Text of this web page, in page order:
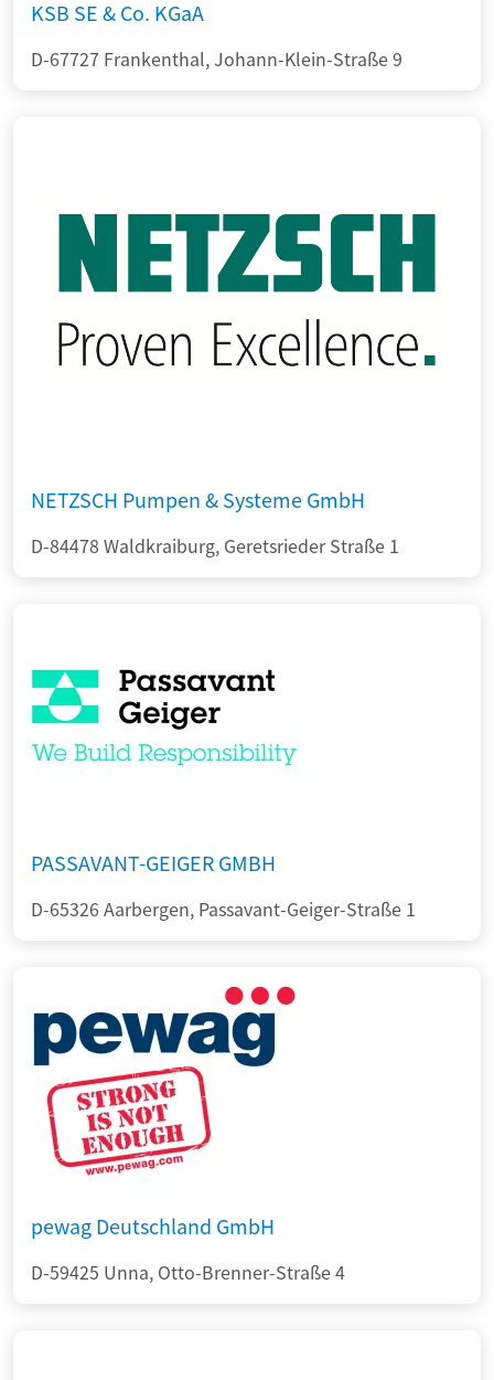
KSB SE & Co. KGaA
D-67727 Frankenthal, Johann-Klein-Straße 9
NETZSCH Pumpen & Systeme GmbH
D-84478 Waldkraiburg, Geretsrieder Straße 1
PASSAVANT-GEIGER GMBH
D-65326 Aarbergen, Passavant-Geiger-Straße 1
pewag Deutschland GmbH
D-59425 Unna, Otto-Brenner-Straße 4